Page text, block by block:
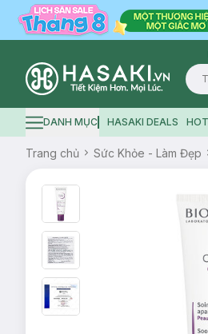
Logo
Hamburger icon
DANH MỤC HASAKI DEALS
Trang chủ Sức Khỏe - Làm Đẹp